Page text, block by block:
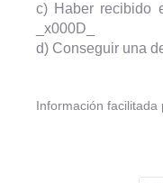
c) Haber recibido
_x000D_
d) Conseguir una
Información facilitada